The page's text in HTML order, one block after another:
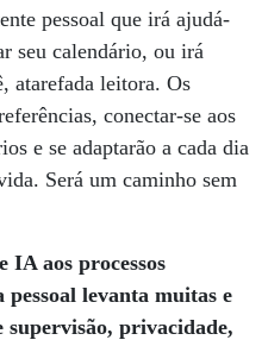
pessoal que irá ajudá-
seu calendário, ou irá
atarefada leitora. Os
conectar-se aos
e se adaptarão a cada dia
Será um caminho sem
IA aos processos
pessoal levanta muitas e
supervisão, privacidade,